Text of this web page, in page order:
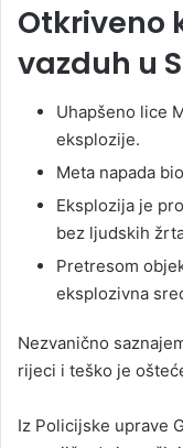
Otkriveno
vazduh u
Uhapšeno lice
eksplozije.
Meta napada
Eksplozija je
bez ljudskih
Pretresom
eksplozivna
Nezvanično
rijeci i teško je
Iz Policijske uprave